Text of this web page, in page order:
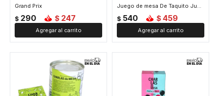
Grand Prix
$ 290 $ 247
Juego de mesa De Taquito Junior
$ 540 $ 459